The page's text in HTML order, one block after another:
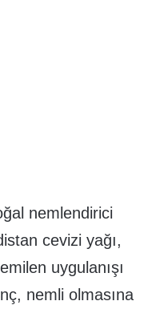
nemlendirici
cevizi yağı,
uygulanışı
nemli olmasına